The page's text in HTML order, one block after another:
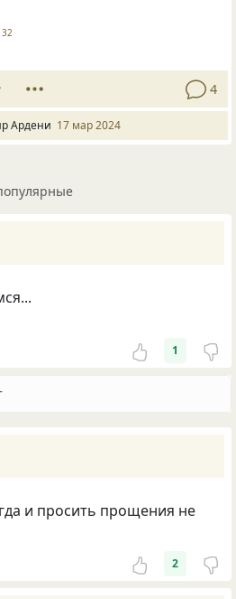
4
Ардени 17 мар 2024
1
и просить прощения не
2